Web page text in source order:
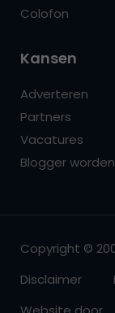
Colofon
Kansen
Adverteren
Partners
Vacatures
Blogger worden
Copyright ©
Disclaimer